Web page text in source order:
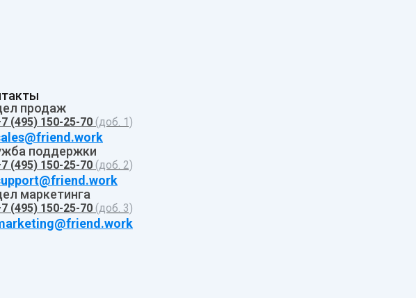
продаж
(495) 150-25-70 (доб. 1)
поддержки
(495) 150-25-70 (доб. 2)
маркетинга
(495) 150-25-70 (доб. 3)